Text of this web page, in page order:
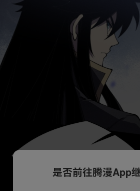
是否前往腾漫App